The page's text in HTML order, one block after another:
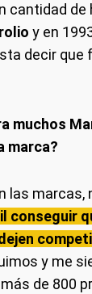
cantidad de
y en
decir que
muchos
marca?
las marcas,
conseguir
y me
de 800